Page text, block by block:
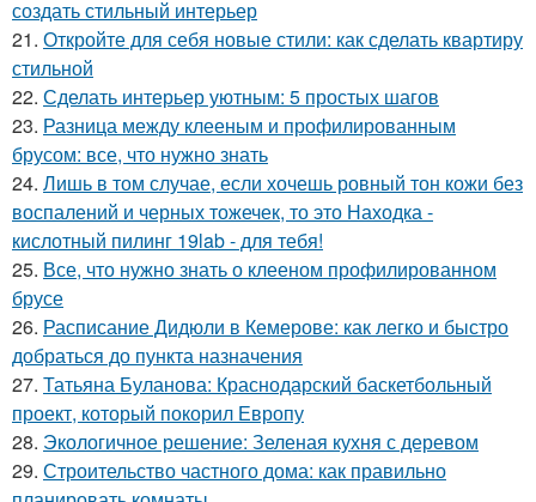
создать стильный интерьер
21. Откройте для себя новые стили: как сделать квартиру
стильной
22. Сделать интерьер уютным: 5 простых шагов
23. Разница между клееным и профилированным
брусом: все, что нужно знать
24. Лишь в том случае, если хочешь ровный тон кожи без
воспалений и черных тожечек, то это Находка -
кислотный пилинг 19lab - для тебя!
25. Все, что нужно знать о клееном профилированном
брусе
26. Расписание Дидюли в Кемерове: как легко и быстро
добраться до пункта назначения
27. Татьяна Буланова: Краснодарский баскетбольный
проект, который покорил Европу
28. Экологичное решение: Зеленая кухня с деревом
29. Строительство частного дома: как правильно